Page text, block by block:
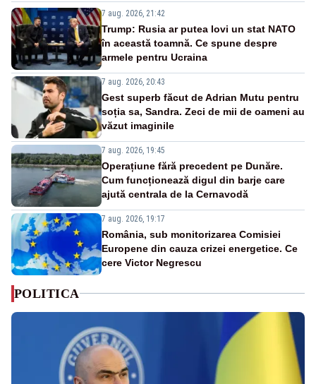
7 aug. 2026, 21:42
Trump: Rusia ar putea lovi un stat NATO
în această toamnă. Ce spune despre
armele pentru Ucraina
7 aug. 2026, 20:43
Gest superb făcut de Adrian Mutu pentru
soția sa, Sandra. Zeci de mii de oameni au
văzut imaginile
7 aug. 2026, 19:45
Operațiune fără precedent pe Dunăre.
Cum funcționează digul din barje care
ajută centrala de la Cernavodă
7 aug. 2026, 19:17
România, sub monitorizarea Comisiei
Europene din cauza crizei energetice. Ce
cere Victor Negrescu
POLITICA